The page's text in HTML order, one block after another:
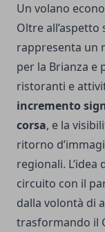
Un volano
Oltre
rappresenta un
per la Brianza e
ristoranti e
incremento
corsa, e la
ritorno
regionali.
circuito con il
dalla volontà di
trasformando il